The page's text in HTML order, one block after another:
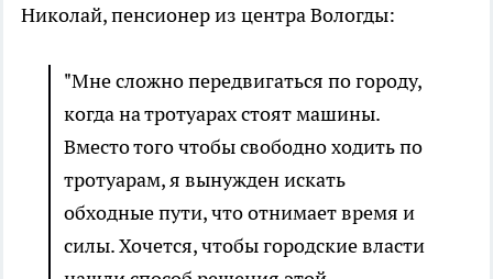
Николай, пенсионер из центра Вологды:
"Мне сложно передвигаться по городу,
когда на тротуарах стоят машины.
Вместо того чтобы свободно ходить по
тротуарам, я вынужден искать
обходные пути, что отнимает время и
силы. Хочется, чтобы городские власти